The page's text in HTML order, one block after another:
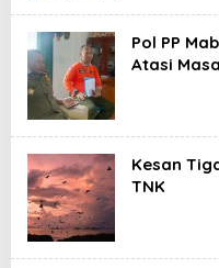
Pol PP
Atasi
Kesan
TNK